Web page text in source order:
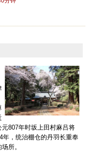
807年时坂上田村麻吕将
年，统治棚仓的丹羽长重奉
所。